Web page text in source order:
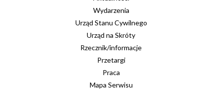
Wydarzenia
Urząd Stanu Cywilnego
Urząd na Skróty
Rzecznik/informacje
Przetargi
Praca
Mapa Serwisu